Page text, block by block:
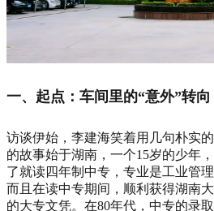
一、起点：车间里的“意外”转向
访谈伊始，李建海笑着用几句朴实
的故事始于湖南，一个15岁的少年
了就读四年制中专，专业是工业管理
而且在读中专期间，顺利获得湖南
的大专文凭。在80年代，中专的录